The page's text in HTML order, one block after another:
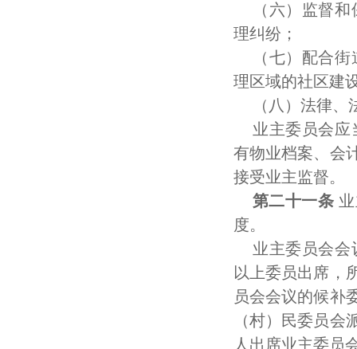
（六）监督
理纠纷；
（七）配合
理区域的社区建
（八）法律
业主委员会应
有物业档案、会
接受业主监督。
第二十一条
度。
业主委员会会
以上委员出席，
员会会议的候补
（村）民委员
人出席业主委员